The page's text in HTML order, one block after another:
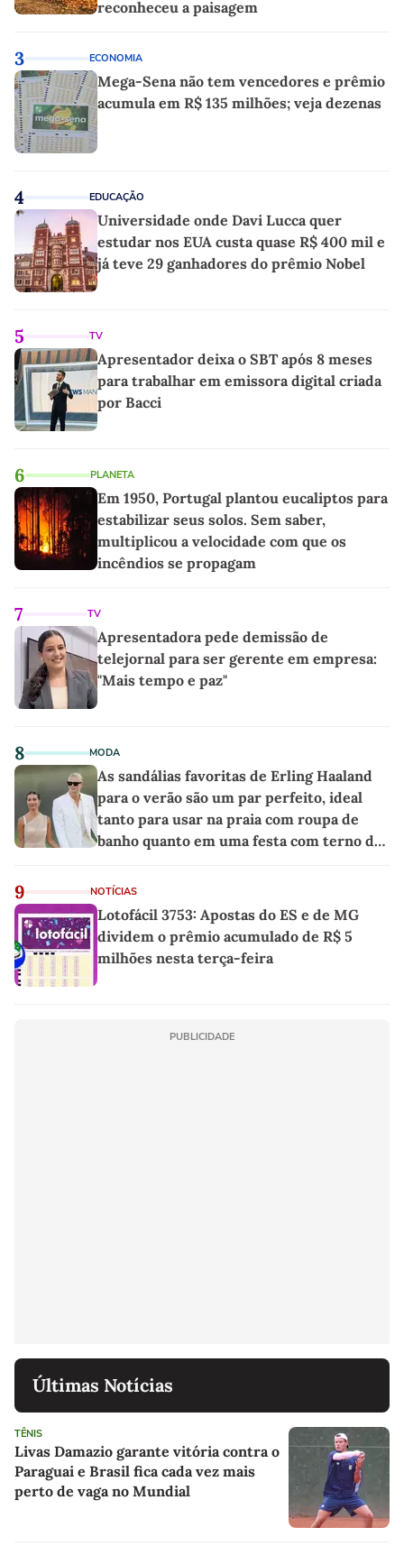
reconheceu a paisagem
3 ECONOMIA
Mega-Sena não tem vencedores e prêmio
acumula em R$ 135 milhões; veja dezenas
4 EDUCAÇÃO
Universidade onde Davi Lucca quer
estudar nos EUA custa quase R$ 400 mil e
já teve 29 ganhadores do prêmio Nobel
5 TV
Apresentador deixa o SBT após 8 meses
para trabalhar em emissora digital criada
por Bacci
6 PLANETA
Em 1950, Portugal plantou eucaliptos para
estabilizar seus solos. Sem saber,
multiplicou a velocidade com que os
incêndios se propagam
7 TV
Apresentadora pede demissão de
telejornal para ser gerente em empresa:
"Mais tempo e paz"
8 MODA
As sandálias favoritas de Erling Haaland
para o verão são um par perfeito, ideal
tanto para usar na praia com roupa de
banho quanto em uma festa com terno de
9 NOTÍCIAS
Lotofácil 3753: Apostas do ES e de MG
dividem o prêmio acumulado de R$ 5
milhões nesta terça-feira
PUBLICIDADE
Últimas Notícias
TÊNIS
Livas Damazio garante vitória contra o
Paraguai e Brasil fica cada vez mais
perto de vaga no Mundial